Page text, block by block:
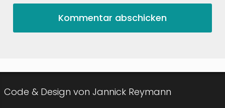
Code & Design von Jannick Reymann